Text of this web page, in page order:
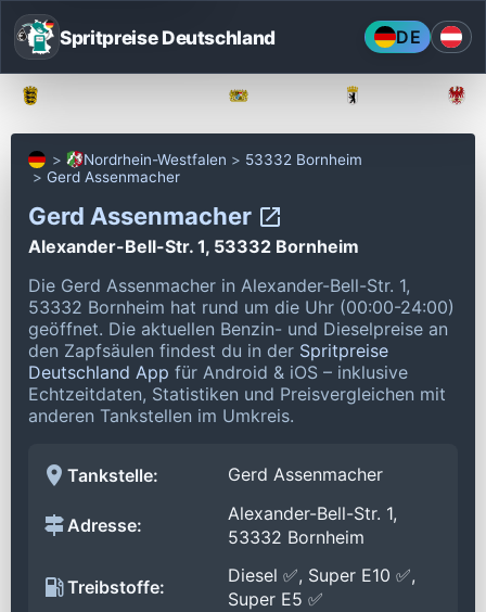
Spritpreise Deutschland DE
Nordrhein-Westfalen
53332 Bornheim
Gerd Assenmacher
Gerd Assenmacher
Alexander-Bell-Str. 1, 53332 Bornheim
Die Gerd Assenmacher in Alexander-Bell-Str. 1,
53332 Bornheim hat rund um die Uhr (00:00-24:00)
geöffnet. Die aktuellen Benzin- und Dieselpreise an
den Zapfsäulen findest du in der Spritpreise
Deutschland App für Android & iOS – inklusive
Echtzeitdaten, Statistiken und Preisvergleichen mit
anderen Tankstellen im Umkreis.
Tankstelle: Gerd Assenmacher
Adresse:
Alexander-Bell-Str. 1,
53332 Bornheim
Treibstoffe:
Diesel ✅, Super E10 ✅,
Super E5 ✅